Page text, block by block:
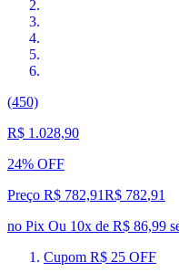
(450)
R$ 1.028,90
24% OFF
Preço R$ 782,91R$ 782,91
no Pix Ou 10x de R$ 86,99
Cupom R$ 25 OFF